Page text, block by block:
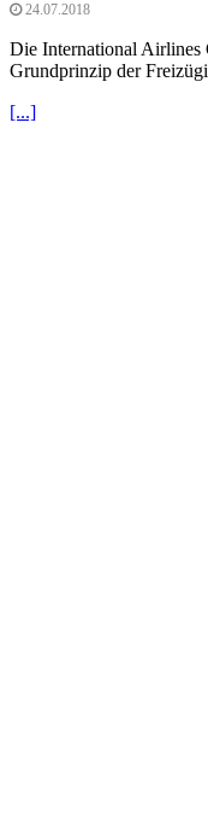
24.07.2018
Die International Airlines
Grundprinzip der
[...]